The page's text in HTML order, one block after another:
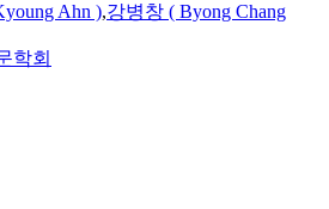
Ahn ),강병창 ( Byong Chang
학회